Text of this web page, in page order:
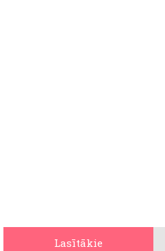
Lasītākie